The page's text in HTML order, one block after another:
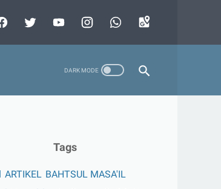
Tags
ARTIKEL BAHTSUL MASA'IL